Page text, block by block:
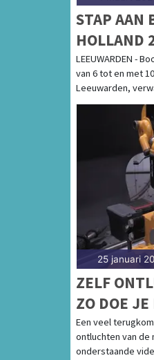
STAP AAN
HOLLAND
LEEUWARDEN -
van 6 tot en met
Leeuwarden,
25 januari
ZELF
ZO DOE JE
Een veel
ontluchten van de
onderstaande